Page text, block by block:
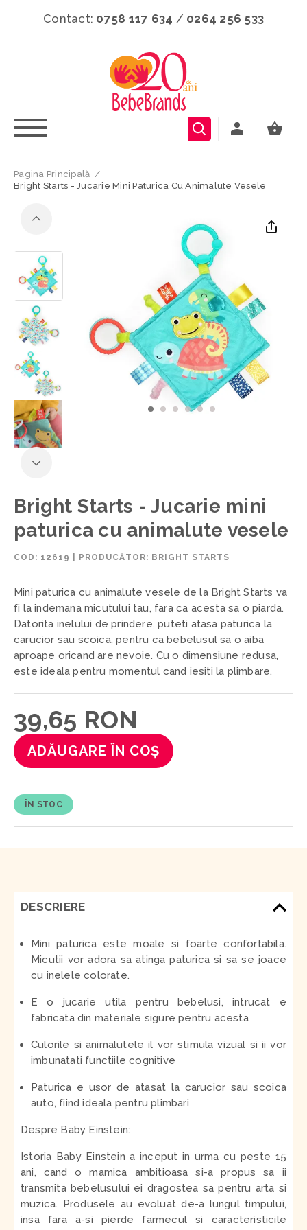
Contact: 0758 117 634 / 0264 256 533
Pagina Principală /
Bright Starts - Jucarie Mini Paturica Cu Animalute Vesele
Bright Starts - Jucarie mini
paturica cu animalute vesele
COD: 12619 PRODUCĂTOR: BRIGHT STARTS
Mini paturica cu animalute vesele de la Bright Starts va
fi la indemana micutului tau, fara ca acesta sa o piarda.
Datorita inelului de prindere, puteti atasa paturica la
carucior sau scoica, pentru ca bebelusul sa o aiba
aproape oricand are nevoie. Cu o dimensiune redusa,
este ideala pentru momentul cand iesiti la plimbare.
39,65 RON
ADĂUGARE ÎN COȘ
ÎN STOC
DESCRIERE
Mini paturica este moale si foarte confortabila.
Micutii vor adora sa atinga paturica si sa se joace
cu inelele colorate.
E o jucarie utila pentru bebelusi, intrucat e
fabricata din materiale sigure pentru acesta
Culorile si animalutele il vor stimula vizual si ii vor
imbunatati functiile cognitive
Paturica e usor de atasat la carucior sau scoica
auto, fiind ideala pentru plimbari
Despre Baby Einstein:
Istoria Baby Einstein a inceput in urma cu peste 15
ani, cand o mamica ambitioasa si-a propus sa ii
transmita bebelusului ei dragostea sa pentru arta si
muzica. Produsele au evoluat de-a lungul timpului,
insa fara a-si pierde farmecul si caracteristicile